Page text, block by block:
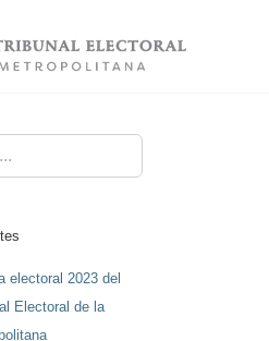
electoral 2023 del
Electoral de la